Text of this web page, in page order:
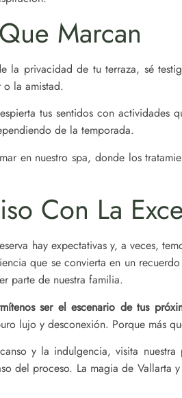
Marcan
la privacidad de tu terraza, sé
la amistad.
tus sentidos con actividades
de la temporada.
en nuestro spa, donde los
Con La
hay expectativas y, a veces,
que se convierta en un
parte de nuestra familia.
ser el escenario de tus
lujo y desconexión. Porque más
y la indulgencia, visita
del proceso. La magia de Vallarta